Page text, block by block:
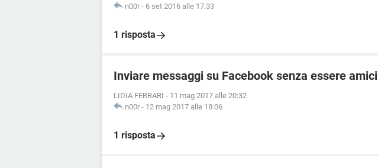
n00r - 6 set 2016 alle 17:33
1 risposta
Inviare messaggi su Facebook senza essere amici
LIDIA FERRARI - 11 mag 2017 alle 20:32
n00r - 12 mag 2017 alle 18:06
1 risposta